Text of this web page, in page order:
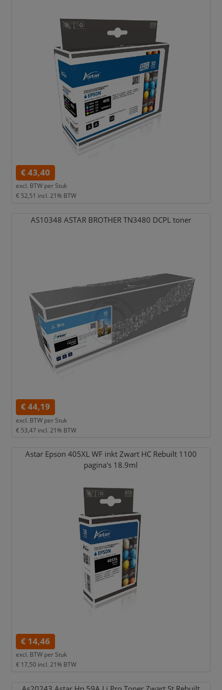
€ 43,40
excl. BTW per Stuk
€ 52,51 incl. 21% BTW
AS10348 ASTAR BROTHER TN3480 DCPL toner
€ 44,19
excl. BTW per Stuk
€ 53,47 incl. 21% BTW
Astar Epson 405XL WF inkt Zwart HC Rebuilt 1100
pagina's 18.9ml
€ 14,46
excl. BTW per Stuk
€ 17,50 incl. 21% BTW